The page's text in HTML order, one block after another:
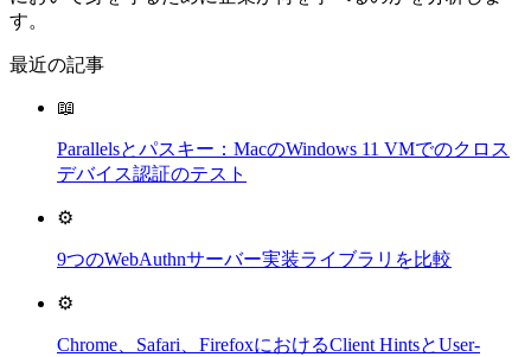
す。
最近の記事
📖
Parallelsとパスキー：MacのWindows 11 VMでのクロス
デバイス認証のテスト
⚙️
9つのWebAuthnサーバー実装ライブラリを比較
⚙️
Chrome、Safari、FirefoxにおけるClient HintsとUser-